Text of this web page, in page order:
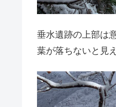
垂水遺跡の上部は
葉が落ちないと見